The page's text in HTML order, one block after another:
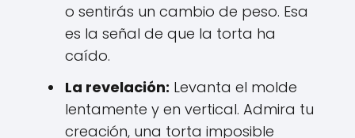
o sentirás un cambio de peso. Esa
es la señal de que la torta ha
caído.
La revelación: Levanta el molde
lentamente y en vertical. Admira tu
creación, una torta imposible